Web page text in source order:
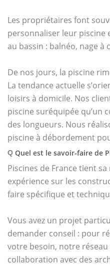
Les propriétaires font
personnaliser leur piscine
au bassin : balnéo, nage
De nos jours, la piscine
La tendance actuelle
loisirs à domicile. Nos
piscine suréquipée qu’un
des longueurs. Nous
piscine à débordement
Q Quel est le savoir-faire de
Piscines de France tient
expérience sur les
faire spécifique et
Vous avez un projet
demander conseil : pour
votre besoin, notre
collaboration avec des